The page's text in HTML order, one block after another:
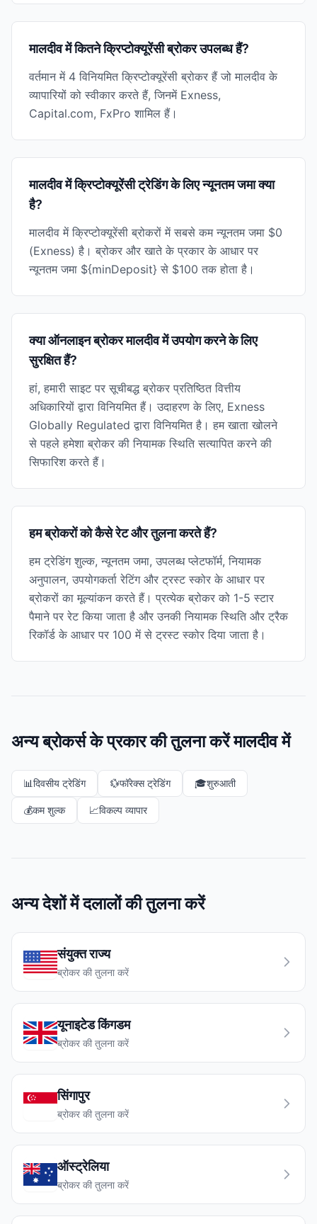
मालदीव में कितने क्रिप्टोक्यूरेंसी ब्रोकर उपलब्ध हैं?
वर्तमान में 4 विनियमित क्रिप्टोक्यूरेंसी ब्रोकर हैं जो मालदीव के
व्यापारियों को स्वीकार करते हैं, जिनमें Exness,
Capital.com, FxPro शामिल हैं।
मालदीव में क्रिप्टोक्यूरेंसी ट्रेडिंग के लिए न्यूनतम जमा क्या
है?
मालदीव में क्रिप्टोक्यूरेंसी ब्रोकरों में सबसे कम न्यूनतम जमा $0
(Exness) है। ब्रोकर और खाते के प्रकार के आधार पर
न्यूनतम जमा ${minDeposit} से $100 तक होता है।
क्या ऑनलाइन ब्रोकर मालदीव में उपयोग करने के लिए
सुरक्षित हैं?
हां, हमारी साइट पर सूचीबद्ध ब्रोकर प्रतिष्ठित वित्तीय
अधिकारियों द्वारा विनियमित हैं। उदाहरण के लिए, Exness
Globally Regulated द्वारा विनियमित है। हम खाता खोलने
से पहले हमेशा ब्रोकर की नियामक स्थिति सत्यापित करने की
सिफारिश करते हैं।
हम ब्रोकरों को कैसे रेट और तुलना करते हैं?
हम ट्रेडिंग शुल्क, न्यूनतम जमा, उपलब्ध प्लेटफॉर्म, नियामक
अनुपालन, उपयोगकर्ता रेटिंग और ट्रस्ट स्कोर के आधार पर
ब्रोकरों का मूल्यांकन करते हैं। प्रत्येक ब्रोकर को 1-5 स्टार
पैमाने पर रेट किया जाता है और उनकी नियामक स्थिति और ट्रैक
रिकॉर्ड के आधार पर 100 में से ट्रस्ट स्कोर दिया जाता है।
अन्य ब्रोकर्स के प्रकार की तुलना करें मालदीव में
📊दिवसीय ट्रेडिंग 💱फॉरेक्स ट्रेडिंग 🎓शुरुआती
💰कम शुल्क 📈विकल्प व्यापार
अन्य देशों में दलालों की तुलना करें
संयुक्त राज्य
ब्रोकर की तुलना करें
यूनाइटेड किंगडम
ब्रोकर की तुलना करें
सिंगापुर
ब्रोकर की तुलना करें
ऑस्ट्रेलिया
ब्रोकर की तुलना करें